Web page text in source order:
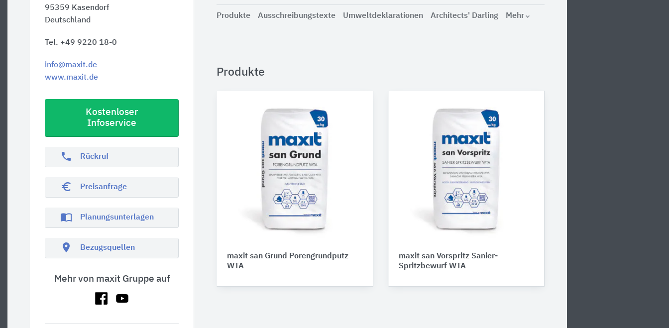
95359 Kasendorf
Deutschland
Tel. +49 9220 18-0
info@maxit.de
www.maxit.de
Kostenloser
Infoservice
phone Rückruf
euro_symbol Preisanfrage
import_contacts Planungsunterlagen
location_on Bezugsquellen
Mehr von maxit Gruppe auf
Produkte Ausschreibungstexte Umweltdeklarationen Architects' Darling Mehr
Produkte
maxit san Grund Porengrundputz
WTA
maxit san Vorspritz Sanier-
Spritzbewurf WTA